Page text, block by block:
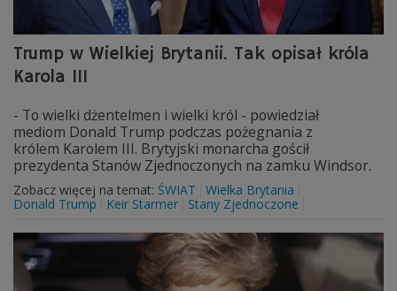
Trump w Wielkiej Brytanii. Tak opisał króla
Karola III
- To wielki dżentelmen i wielki król - powiedział
mediom Donald Trump podczas pożegnania z
królem Karolem III. Brytyjski monarcha gościł
prezydenta Stanów Zjednoczonych na zamku Windsor.
Zobacz więcej na temat: ŚWIAT
Wielka Brytania
Donald Trump
Keir Starmer Stany Zjednoczone